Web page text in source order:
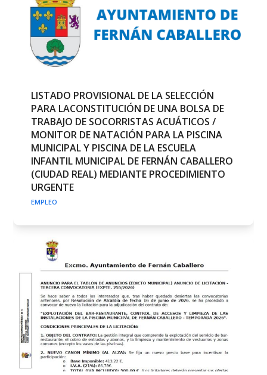
LISTADO PROVISIONAL DE LA SELECCIÓN
PARA LACONSTITUCIÓN DE UNA BOLSA DE
TRABAJO DE SOCORRISTAS ACUÁTICOS /
MONITOR DE NATACIÓN PARA LA PISCINA
MUNICIPAL Y PISCINA DE LA ESCUELA
INFANTIL MUNICIPAL DE FERNÁN CABALLERO
(CIUDAD REAL) MEDIANTE PROCEDIMIENTO
URGENTE
EMPLEO